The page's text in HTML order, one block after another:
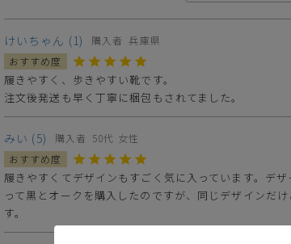
けいちゃん 1 購入者 兵庫県
履きやすく、歩きやすい靴です。
注文後発送も早く丁寧に梱包もされてました。
みい 5 購入者 50代 女性
履きやすくてデザインもすごく気に入っています。デ
って黒とオークを購入したのですが、同じデザインだ
す。
ペイ・代
ます。
お届け時間帯の指定について
ご注文から5日以降でしたら、お届け日時
いただけます。ご指定可能な時間帯は「午
時」、「16～18時」、「18～20時」、「19
ております。